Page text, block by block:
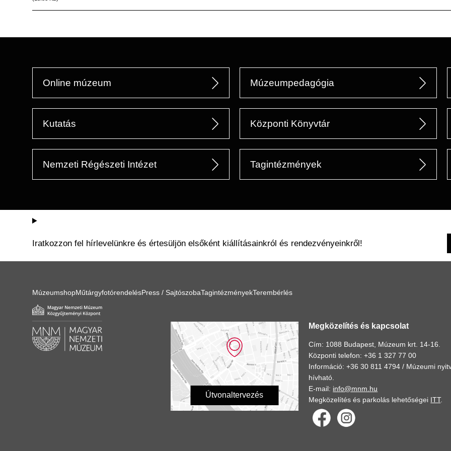
Online múzeum Múzeumpedagógia
Kutatás Központi Könyvtár
Nemzeti Régészeti Intézet Tagintézmények
Iratkozzon fel hírlevelünkre és értesüljön elsőként kiállításainkról és rendezvényeinkről!
MúzeumshopMűtárgyfotórendelésPress / SajtószobaTagintézményekTerembérlés
Útvonaltervezés
Megközelítés és kapcsolat
Cím: 1088 Budapest, Múzeum krt. 14-16.
Központi telefon: +36 1 327 77 00
Információ: +36 30 811 4794 / Múzeumi
hívható.
E-mail: info@mnm.hu
Megközelítés és parkolás lehetőségei ITT.